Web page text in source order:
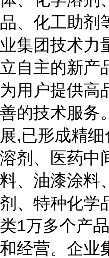
品、化工助剂
业集团技术力
立自主的新产
为用户提供高
善的技术服务
展,已形成精
溶剂、医药中
料、油漆涂料
剂、特种化学
类1万多个产
和经营。企业